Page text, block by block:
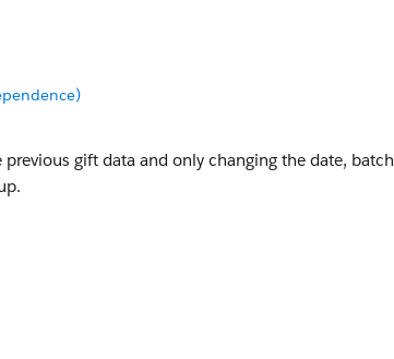
gift data and only changing the date, batch